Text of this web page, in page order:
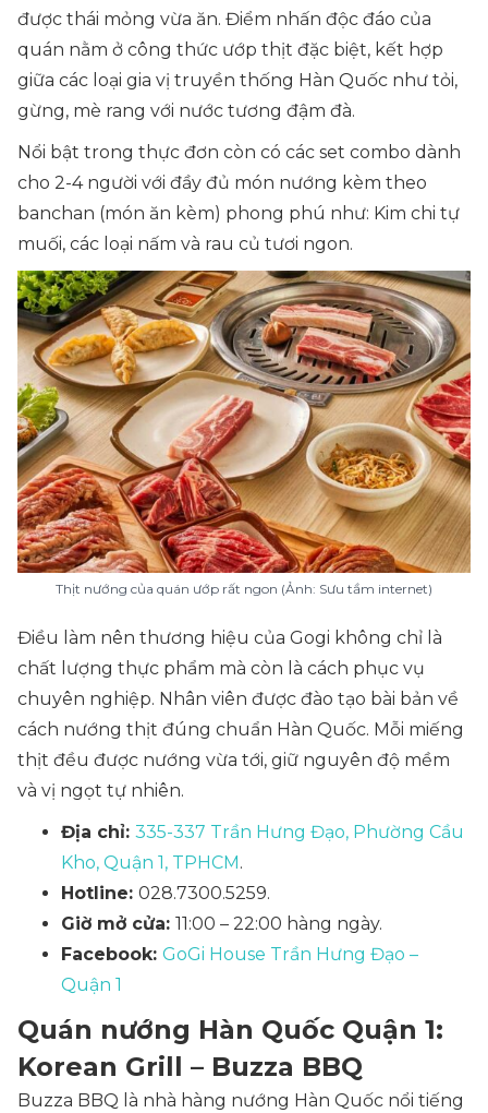
được thái mỏng vừa ăn. Điểm nhấn độc đáo của
quán nằm ở công thức ướp thịt đặc biệt, kết hợp
giữa các loại gia vị truyền thống Hàn Quốc như tỏi,
gừng, mè rang với nước tương đậm đà.
Nổi bật trong thực đơn còn có các set combo dành
cho 2-4 người với đầy đủ món nướng kèm theo
banchan (món ăn kèm) phong phú như: Kim chi tự
muối, các loại nấm và rau củ tươi ngon.
Thịt nướng của quán ướp rất ngon (Ảnh: Sưu tầm internet)
Điều làm nên thương hiệu của Gogi không chỉ là
chất lượng thực phẩm mà còn là cách phục vụ
chuyên nghiệp. Nhân viên được đào tạo bài bản về
cách nướng thịt đúng chuẩn Hàn Quốc. Mỗi miếng
thịt đều được nướng vừa tới, giữ nguyên độ mềm
và vị ngọt tự nhiên.
Địa chỉ: 335-337 Trần Hưng Đạo, Phường Cầu
Kho, Quận 1, TPHCM.
Hotline: 028.7300.5259.
Giờ mở cửa: 11:00 – 22:00 hàng ngày.
Facebook: GoGi House Trần Hưng Đạo –
Quận 1
Quán nướng Hàn Quốc Quận 1:
Korean Grill – Buzza BBQ
Buzza BBQ là nhà hàng nướng Hàn Quốc nổi tiếng